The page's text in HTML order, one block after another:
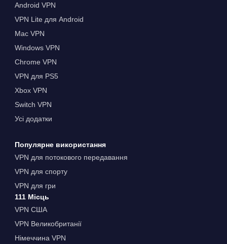
Android VPN
VPN Lite для Android
Mac VPN
Windows VPN
Chrome VPN
VPN для PS5
Xbox VPN
Switch VPN
Усі додатки
Популярне використання
VPN для потокового передавання
VPN для спорту
VPN для гри
111 Місць
VPN США
VPN Великобританії
Німеччина VPN